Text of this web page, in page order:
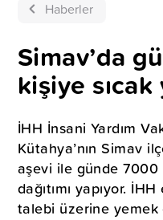
Haberler
Simav’da
kişiye
İHH İnsani Yardım
Kütahya’nın Simav
aşevi ile günde 7000
dağıtımı yapıyor.
talebi üzerine yemek